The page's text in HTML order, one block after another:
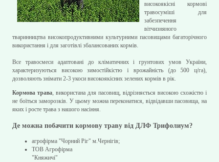
високоякісні кормові
травосуміші для
забезпечення
вітчизняного
тваринництва високопродуктивними культурними пасовищами багаторічного
використання і для заготівлі збалансованих кормів.
Все травосмеси адаптовані до кліматичних і грунтових умов України,
характеризуються високою зимостійкістю і врожайність (до 500 ц/га),
дозволяють знімати 2-3 укоси високоякісних зелених кормів в рік.
Кормова трава, використана для пасовищ, відрізняється високою схожістю і
не боїться заморозків. У цьому можна переконатися, відвідавши пасовища, на
яких і росте трава з нашого насіння.
Де можна побачити кормову траву від ДЛФ Трифолиум?
агрофірма "Чорний Ріг" м.Чернігів;
ТОВ Агрофірма
"Княжичі"